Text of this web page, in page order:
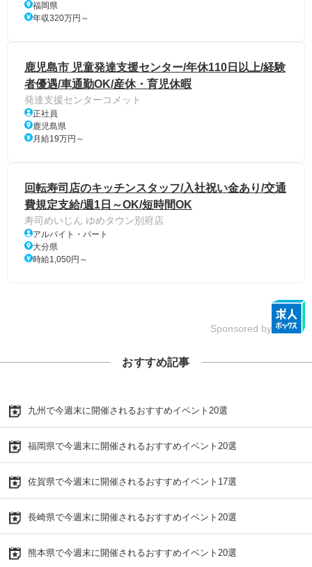
福岡県
年収320万円～
鹿児島市 児童発達支援センター/年休110日以上/経験
者優遇/車通勤OK/産休・育児休暇
発達支援センターコメット
正社員
鹿児島県
月給19万円～
回転寿司店のキッチンスタッフ/入社祝い金あり/交通
費規定支給/週1日～OK/短時間OK
寿司めいじん ゆめタウン別府店
アルバイト・パート
大分県
時給1,050円～
Sponsored by
おすすめ記事
九州で今週末に開催されるおすすめイベント20選
福岡県で今週末に開催されるおすすめイベント20選
佐賀県で今週末に開催されるおすすめイベント17選
長崎県で今週末に開催されるおすすめイベント20選
熊本県で今週末に開催されるおすすめイベント20選